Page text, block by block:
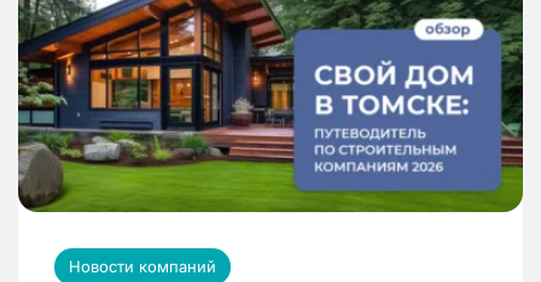
Новости компаний